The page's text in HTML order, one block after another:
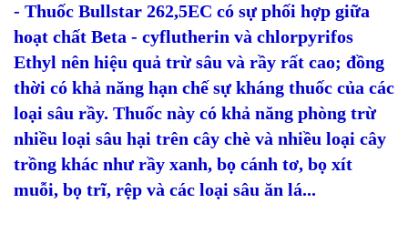
- Thuốc Bullstar 262,5EC có sự phối hợp giữa
hoạt chất Beta - cyflutherin và chlorpyrifos
Ethyl nên hiệu quả trừ sâu và rầy rất cao; đồng
thời có khả năng hạn chế sự kháng thuốc của các
loại sâu rầy. Thuốc này có khả năng phòng trừ
nhiều loại sâu hại trên cây chè và nhiều loại cây
trồng khác như rầy xanh, bọ cánh tơ, bọ xít
muỗi, bọ trĩ, rệp và các loại sâu ăn lá...